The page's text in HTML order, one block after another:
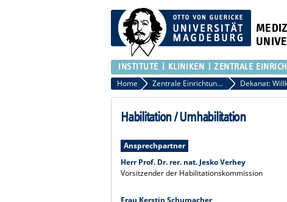
INSTITUTE KLINIKEN ZENTRALE
Home Zentrale Einrichtungen
Habilitation / Umhabilitation
Ansprechpartner
Herr Prof. Dr. rer. nat. Jesko Verhey
Vorsitzender der Habilitationskommission
Frau Kerstin Schumacher